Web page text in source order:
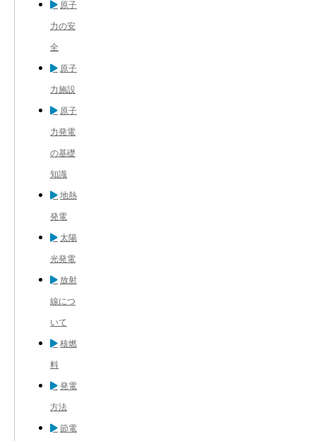
原子
力の安
全
原子
力施設
原子
力発電
の基礎
知識
地熱
発電
太陽
光発電
放射
線につ
いて
核燃
料
発電
方法
節電